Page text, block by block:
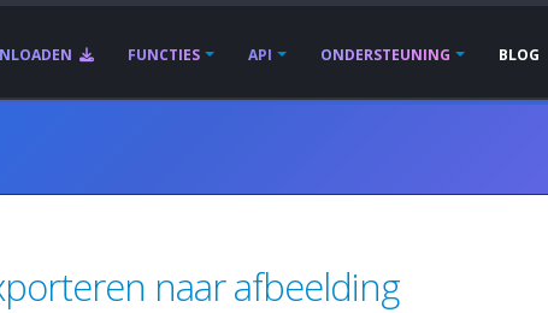
FUNCTIES API ONDERSTEUNING BLOG
naar afbeelding